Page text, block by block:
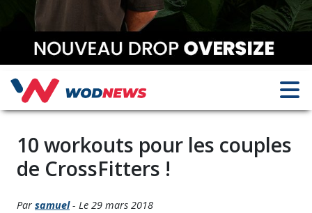
10 workouts pour les couples
de CrossFitters !
Par samuel- Le 29 mars 2018